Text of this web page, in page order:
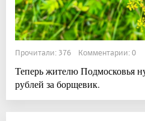
Прочитали: 376 Комментарии: 0
Теперь жителю Подмосковья
рублей за борщевик.